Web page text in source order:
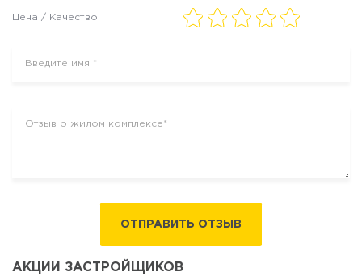
Цена / Качество
ОТПРАВИТЬ ОТЗЫВ
АКЦИИ ЗАСТРОЙЩИКОВ